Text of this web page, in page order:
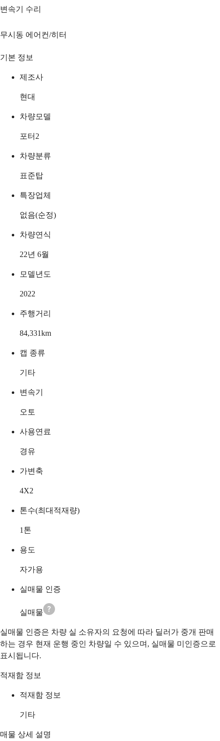
변속기 수리
무시동 에어컨/히터
기본 정보
제조사
현대
차량모델
포터2
차량분류
표준탑
특장업체
없음(순정)
차량연식
22년 6월
모델년도
2022
주행거리
84,331km
캡 종류
기타
변속기
오토
사용연료
경유
가변축
4X2
톤수(최대적재량)
1 톤
용도
자가용
실매물 인증
실매물
실매물 인증은 차량 실 소유자의 요청에 따라 딜러가 중개 판매
하는 경우 현재 운행 중인 차량일 수 있으며, 실매물 미인증으로
표시됩니다.
적재함 정보
적재함 정보
기타
매물 상세 설명